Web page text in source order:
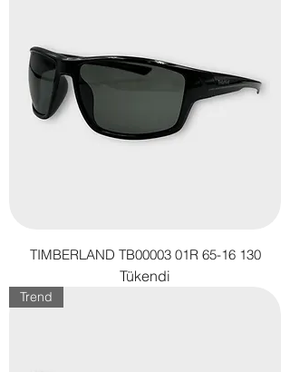
TIMBERLAND TB00003 01R 65-16 130
Tükendi
Trend